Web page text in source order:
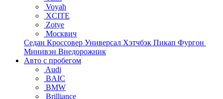
Voyah
XCITE
Zotye
Москвич
Седан Кроссовер Универсал Хэтчбэк Пикап Фургон
Минивэн Внедорожник
Авто с пробегом
Audi
BAIC
BMW
Brilliance